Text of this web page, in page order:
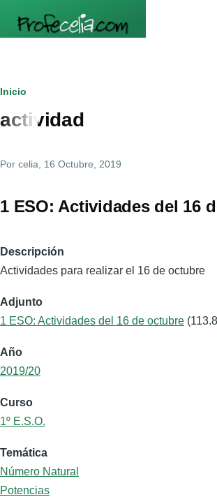
Ruta
de
Inicio
actividad
Por celia , 16 Octubre, 2019
1 ESO: Actividades del 16
Descripción
Actividades para realizar el 16 de octubre
Adjunto
1 ESO: Actividades del 16 de octubre
Año
2019/20
Curso
1º E.S.O.
Temática
Número Natural
Potencias